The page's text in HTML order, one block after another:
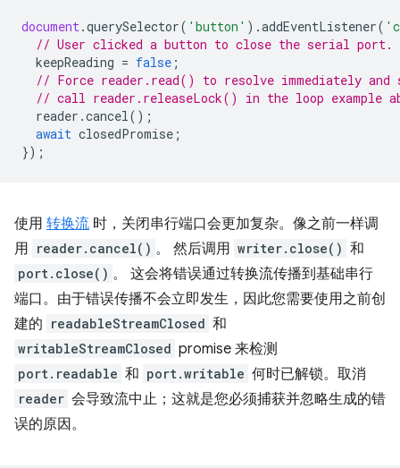
document.querySelector( 'button' ).addEventListener(
// User clicked a button to close the serial port.
keepReading = false ;
// Force reader.read() to resolve immediately and
// call reader.releaseLock() in the loop example
reader .cancel();
await closedPromise ;
});
使用 转换流 时，关闭串行端口会更加复杂。像之前一样调
用 reader.cancel() 。 然后调用 writer.close() 和
port.close() 。 这会将错误通过转换流传播到基础串行
端口。由于错误传播不会立即发生，因此您需要使用之前创
建的 readableStreamClosed 和
writableStreamClosed promise 来检测
port.readable 和 port.writable 何时已解锁。取消
reader 会导致流中止；这就是您必须捕获并忽略生成的错
误的原因。